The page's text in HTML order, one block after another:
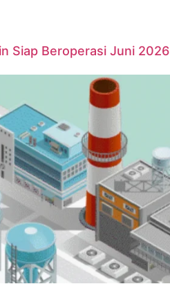
Siap Beroperasi Juni 2026